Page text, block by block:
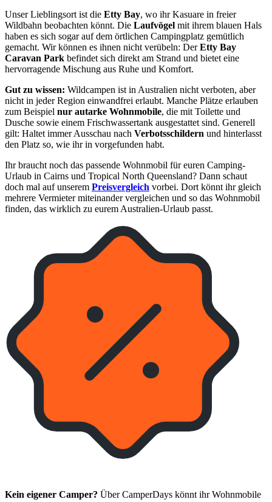
Unser Lieblingsort ist die Etty Bay, wo ihr Kasuare in freier
Wildbahn beobachten könnt. Die Laufvögel mit ihrem blauen Hals
haben es sich sogar auf dem örtlichen Campingplatz gemütlich
gemacht. Wir können es ihnen nicht verübeln: DerEtty Bay
Caravan Park befindet sich direkt am Strand und bietet eine
hervorragende Mischung aus Ruhe und Komfort.
Gut zu wissen: Wildcampen ist in Australien nicht verboten, aber
nicht in jeder Region einwandfrei erlaubt. Manche Plätze erlauben
zum Beispiel nur autarke Wohnmobile, die mit Toilette und
Dusche sowie einem Frischwassertank ausgestattet sind. Generell
gilt: Haltet immer Ausschau nach Verbotsschildern und hinterlasst
den Platz so, wie ihr in vorgefunden habt.
Ihr braucht noch das passende Wohnmobil für euren Camping-
Urlaub in Cairns und Tropical North Queensland? Dann schaut
doch mal auf unserem Preisvergleich vorbei. Dort könnt ihr gleich
mehrere Vermieter miteinander vergleichen und so das Wohnmobil
finden, das wirklich zu eurem Australien-Urlaub passt.
Kein eigener Camper? Über CamperDays könnt ihr Wohnmobile